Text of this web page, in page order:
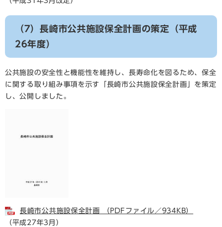
（7）長崎市公共施設保全計画の策定（平成
26年度）
公共施設の安全性と機能性を維持し、長寿命化を図るため、保全
に関する取り組み事項を示す「長崎市公共施設保全計画」を策定
し、公開しました。
長崎市公共施設保全計画 （PDFファイル／934KB）
（平成27年3月）